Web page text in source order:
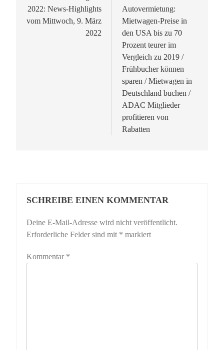
2022: News-Highlights
vom Mittwoch, 9. März
2022
Autovermietung:
Mietwagen-Preise in
den USA bis zu 70
Prozent teurer im
Vergleich zu 2019 /
Frühbucher können
sparen / Mietwagen in
Deutschland buchen /
ADAC Mitglieder
profitieren von
Rabatten
SCHREIBE EINEN KOMMENTAR
Deine E-Mail-Adresse wird nicht veröffentlicht.
Erforderliche Felder sind mit * markiert
Kommentar *